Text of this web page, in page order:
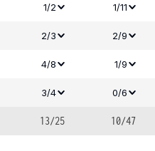
1/2 1/11
2/3 2/9
4/8 1/9
3/4 0/6
13/25 10/47